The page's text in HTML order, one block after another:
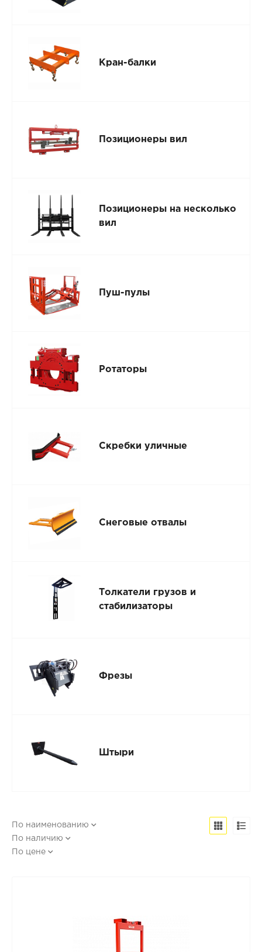
Кран-балки
Позиционеры вил
Позиционеры на несколько
вил
Пуш-пулы
Ротаторы
Скребки уличные
Снеговые отвалы
Толкатели грузов и
стабилизаторы
Фрезы
Штыри
По наименованию
По наличию
По цене